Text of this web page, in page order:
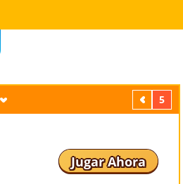
Previos
5
Jugar Ahora